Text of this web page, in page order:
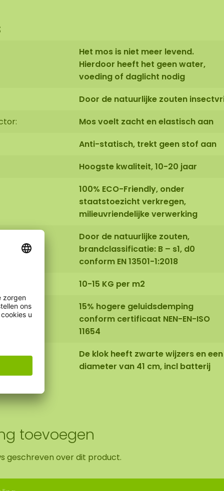
Het mos is niet meer levend.
Hierdoor heeft het geen water,
voeding of daglicht nodig
Door de natuurlijke zouten
Mos voelt zacht en elastisch aan
Anti-statisch, trekt geen stof aan
Hoogste kwaliteit, 10-20 jaar
100% ECO-Friendly, onder
staatstoezicht verkregen,
milieuvriendelijke verwerking
Door de natuurlijke zouten,
brandclassificatie: B – s1, d0
conform EN 13501-1:2018
10-15 KG per m2
15% hogere geluidsdemping
conform certificaat NEN-EN-ISO
11654
De klok heeft zwarte wijzers en een
diameter van 41 cm, incl batterij
toevoegen
geschreven over dit product.